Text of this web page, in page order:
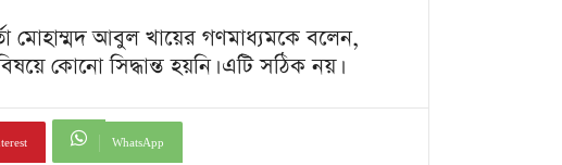
মোহাম্মদ আবুল খায়ের গণমাধ্যমকে বলেন,
কোনো সিদ্ধান্ত হয়নি। এটি সঠিক নয়।
WhatsApp